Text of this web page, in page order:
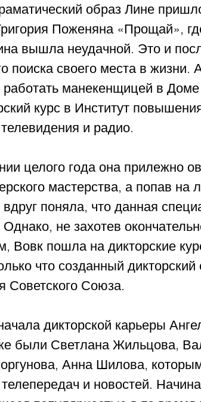
образ Лине
Поженяна «Прощай»,
вышла неудачной. Это и
поиска своего места в жизни.
работать манекенщицей в
курс в Институт
и радио.
целого года она прилежно
мастерства, а попав на
поняла, что данная
не захотев
Вовк пошла на дикторские
что созданный
Советского Союза.
дикторской карьеры
были Светлана Жильцова,
Анна Шилова,
и новостей.